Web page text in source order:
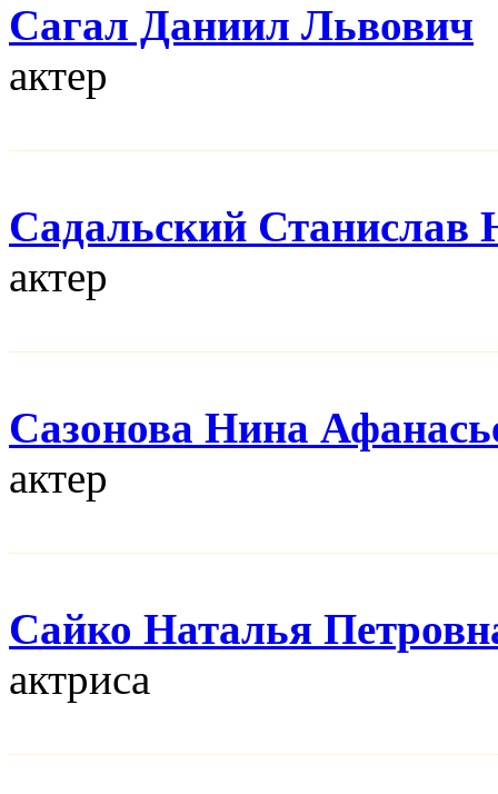
Сагал Даниил Львович
актер
Садальский
актер
Сазонова Нина
актер
Сайко Наталья
актриса